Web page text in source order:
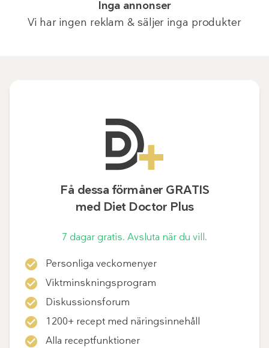
Inga annonser
Vi har ingen reklam & säljer inga produkter
Få dessa förmåner GRATIS
med Diet Doctor Plus
7 dagar gratis. Avsluta när du vill.
Personliga veckomenyer
Viktminskningsprogram
Diskussionsforum
1200+ recept med näringsinnehåll
Alla receptfunktioner